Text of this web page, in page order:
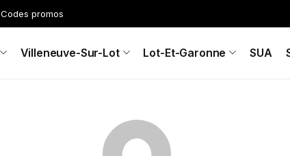
Codes promos
Villeneuve-Sur-Lot Lot-Et-Garonne SUA